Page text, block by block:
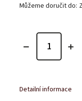
Můžeme doručit do:
Detailní informace